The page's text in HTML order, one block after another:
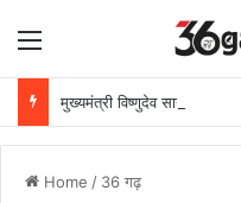
Menu
Home / 36 गढ़